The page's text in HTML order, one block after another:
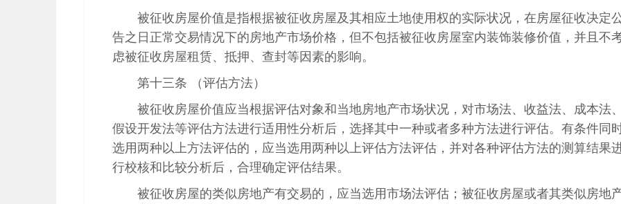
被征收房屋价值是指根据被征收房屋及其相应土地使用权的实际状况，在房屋征收决定
告之日正常交易情况下的房地产市场价格，但不包括被征收房屋室内装饰装修价值，并且不
虑被征收房屋租赁、抵押、查封等因素的影响。
第十三条 （评估方法）
被征收房屋价值应当根据评估对象和当地房地产市场状况，对市场法、收益法、成本法、
假设开发法等评估方法进行适用性分析后，选择其中一种或者多种方法进行评估。有条件同
选用两种以上方法评估的，应当选用两种以上评估方法评估，并对各种评估方法的测算结果
行校核和比较分析后，合理确定评估结果。
被征收房屋的类似房地产有交易的，应当选用市场法评估；被征收房屋或者其类似房地